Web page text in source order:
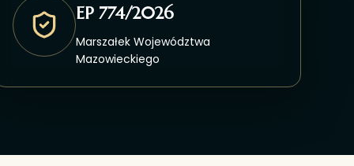
EP 774/2026
Marszałek Województwa
Mazowieckiego